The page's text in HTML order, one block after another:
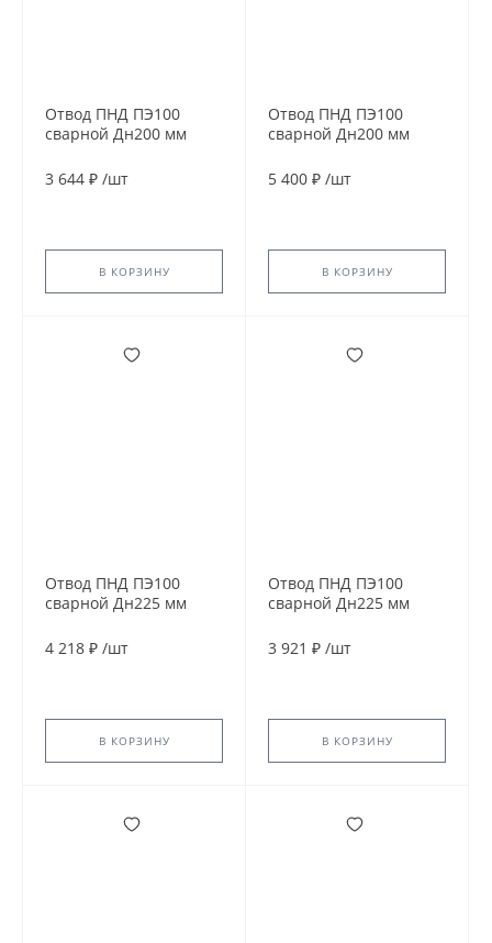
Отвод ПНД ПЭ100
сварной Дн200 мм
3 644 ₽ /шт
В КОРЗИНУ
Отвод ПНД ПЭ100
сварной Дн200 мм
5 400 ₽ /шт
В КОРЗИНУ
Отвод ПНД ПЭ100
сварной Дн225 мм
4 218 ₽ /шт
В КОРЗИНУ
Отвод ПНД ПЭ100
сварной Дн225 мм
3 921 ₽ /шт
В КОРЗИНУ